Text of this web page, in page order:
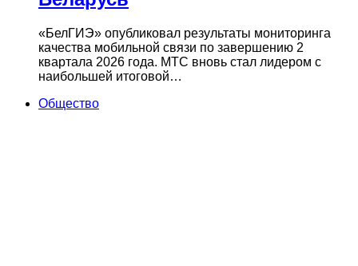
«БелГИЭ» опубликовал результаты мониторинга
качества мобильной связи по завершению 2
квартала 2026 года. МТС вновь стал лидером с
наибольшей итоговой…
Общество